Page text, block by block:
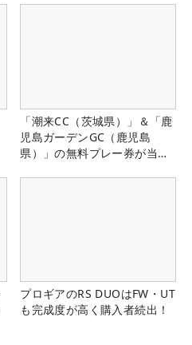
「潮来CC（茨城県）」＆「鹿
児島ガーデンGC（鹿児島
県）」の無料プレー券が当た
プロギアのRS DUOはFW・UT
も完成度が高く購入者続出！